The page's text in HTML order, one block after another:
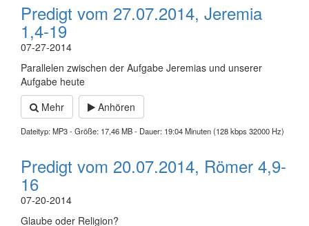
Predigt vom 27.07.2014, Jeremia
1,4-19
07-27-2014
Parallelen zwischen der Aufgabe Jeremias und unserer
Aufgabe heute
Mehr
Anhören
Dateityp: MP3 - Größe: 17,46 MB - Dauer: 19:04 Minuten (128 kbps 32000 Hz)
Predigt vom 20.07.2014, Römer 4,9-
16
07-20-2014
Glaube oder Religion?